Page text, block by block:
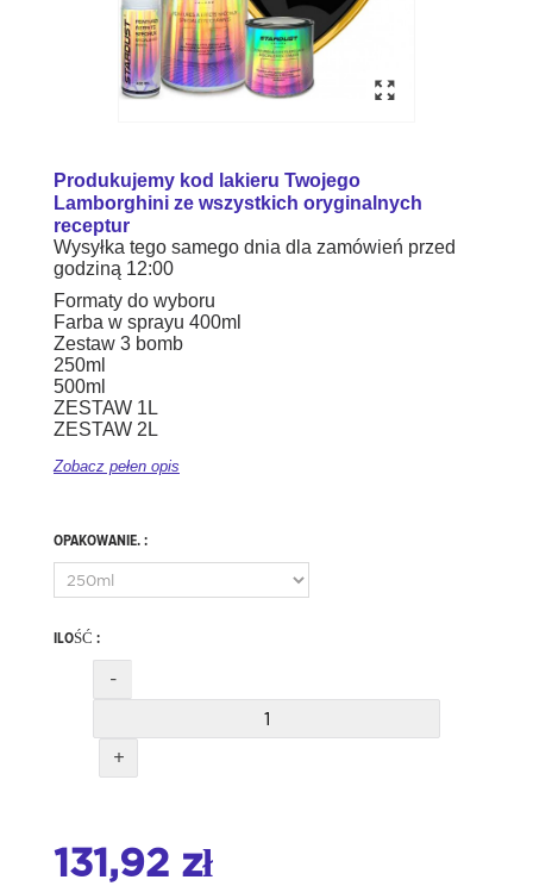
Produkujemy kod lakieru Twojego
Lamborghini ze wszystkich oryginalnych
receptur
Wysyłka tego samego dnia dla zamówień przed
godziną 12:00
Formaty do wyboru
Farba w sprayu 400ml
Zestaw 3 bomb
250ml
500ml
ZESTAW 1L
ZESTAW 2L
Zobacz pełen opis
OPAKOWANIE. :
ILOŚĆ :
-
+
131,92 zł